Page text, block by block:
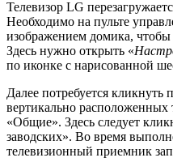
Телевизор LG
Необходимо на пульте
изображением домика,
Здесь нужно открыть «
по иконке с нарисованной
Далее потребуется кликнуть
вертикально расположенных
«Общие». Здесь следует
заводских». Во время
телевизионный приемник